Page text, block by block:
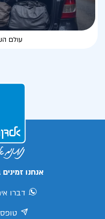
עולם
אנחנו
דברו